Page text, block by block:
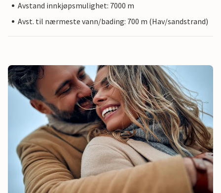
Avstand innkjøpsmulighet: 7000 m
Avst. til nærmeste vann/bading: 700 m (Hav/sandstrand)